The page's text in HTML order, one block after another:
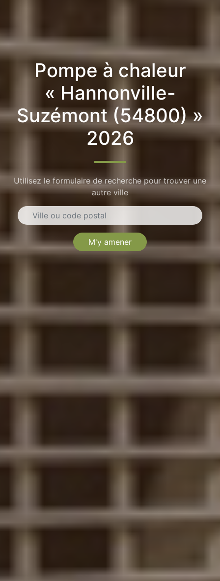
Pompe à chaleur
« Hannonville-
Suzémont (54800) »
2026
Utilisez le formulaire de recherche pour trouver une
autre ville
M'y amener